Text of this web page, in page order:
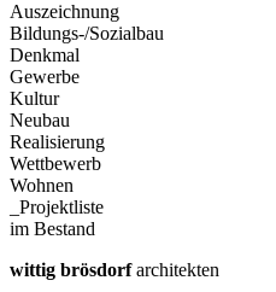
Auszeichnung
Bildungs-/Sozialbau
Denkmal
Gewerbe
Kultur
Neubau
Realisierung
Wettbewerb
Wohnen
_Projektliste
im Bestand
wittig brösdorfarchitekten